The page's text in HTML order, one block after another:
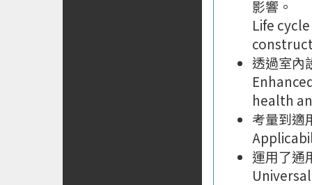
影響。
Life
透過室內
health
考量到適
運用了通